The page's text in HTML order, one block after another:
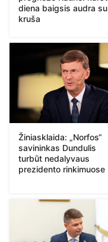
diena baigsis audra su
kruša
Žiniasklaida: „Norfos“
savininkas Dundulis
turbūt nedalyvaus
prezidento rinkimuose